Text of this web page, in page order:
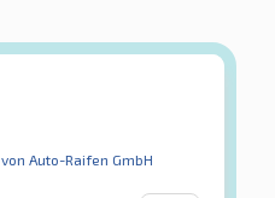
von Auto-Raifen GmbH